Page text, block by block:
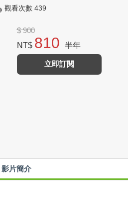
觀看次數 439
$ 900
NT$ 810 半年
立即訂閱
影片簡介